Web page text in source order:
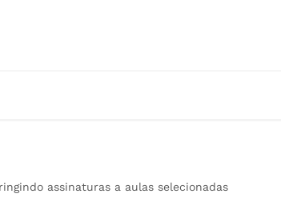
assinaturas a aulas selecionadas